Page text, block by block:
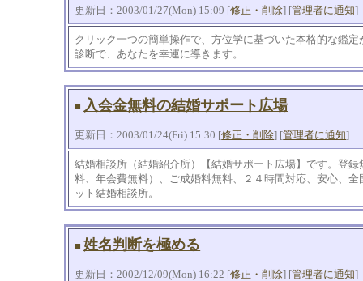
更新日：2003/01/27(Mon) 15:09 [修正・削除] [管理者に通知]
クリック一つの簡単操作で、方位学に基づいた本格的な鑑
診断で、あなたを幸運に導きます。
■ 入会金無料の結婚サポート広場
更新日：2003/01/24(Fri) 15:30 [修正・削除] [管理者に通知]
結婚相談所（結婚紹介所）【結婚サポート広場】です。登
料、年会費無料）、ご成婚料無料、２４時間対応、安心、
ット結婚相談所。
■ 姓名判断を極める
更新日：2002/12/09(Mon) 16:22 [修正・削除] [管理者に通知]